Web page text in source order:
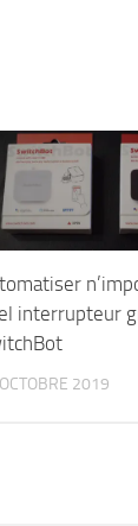
interrupteur
2019